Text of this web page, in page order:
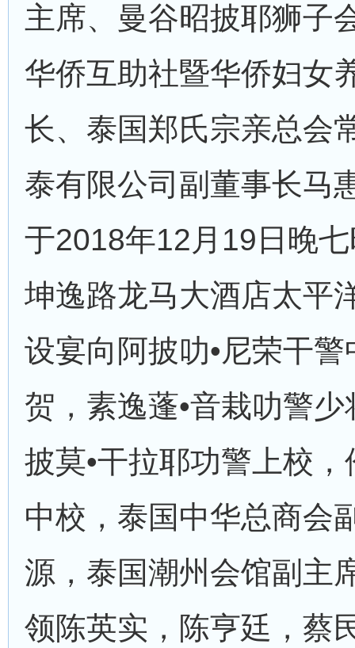
主席、曼谷昭披耶狮子
华侨互助社暨华侨妇女
长、泰国郑氏宗亲总会
泰有限公司副董事长马
于2018年12月19日晚
坤逸路龙马大酒店太平
设宴向阿披叻•尼荣干
贺，素逸蓬•音栽叻警
披莫•干拉耶功警上校，
中校，泰国中华总商会
源，泰国潮州会馆副主
领陈英实，陈亨廷，蔡